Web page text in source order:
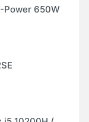
Power 650W